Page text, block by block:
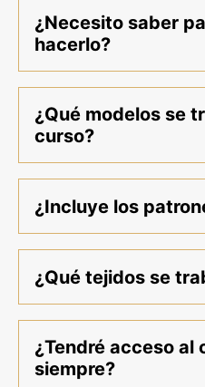
¿Necesito saber
hacerlo?
¿Qué modelos se
curso?
¿Incluye los
¿Qué tejidos se
¿Tendré acceso al
siempre?